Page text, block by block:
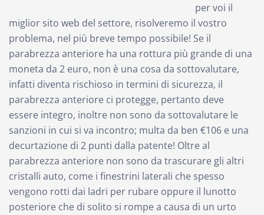
per voi il
miglior sito web del settore, risolveremo il vostro
problema, nel più breve tempo possibile! Se il
parabrezza anteriore ha una rottura più grande di una
moneta da 2 euro, non è una cosa da sottovalutare,
infatti diventa rischioso in termini di sicurezza, il
parabrezza anteriore ci protegge, pertanto deve
essere integro, inoltre non sono da sottovalutare le
sanzioni in cui si va incontro; multa da ben €106 e una
decurtazione di 2 punti dalla patente! Oltre al
parabrezza anteriore non sono da trascurare gli altri
cristalli auto, come i finestrini laterali che spesso
vengono rotti dai ladri per rubare oppure il lunotto
posteriore che di solito si rompe a causa di un urto